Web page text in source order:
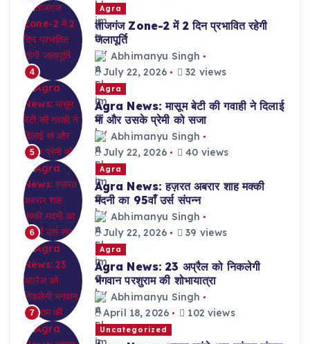
4
Agra
ताजगंज Zone-2 में 2 दिन प्रभावित रहेगी
जलापूर्ति
Abhimanyu Singh
July 22, 2026
32 views
5
Agra
Agra News: मासूम बेटी की गवाही ने दिलाई
मां और उसके प्रेमी को सजा
Abhimanyu Singh
July 22, 2026
40 views
6
Agra
Agra News: हज़रत अबरार शाह मक्की
मदनी का 95वाँ उर्स संपन्न
Abhimanyu Singh
July 22, 2026
39 views
7
Agra
Agra News: 23 अप्रैल को निकलेगी
भगवान परशुराम की शोभायात्रा
Abhimanyu Singh
April 18, 2026
102 views
Uncategorized